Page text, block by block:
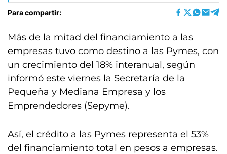
Para compartir:
Más de la mitad del financiamiento a las
empresas tuvo como destino a las Pymes, con
un crecimiento del 18% interanual, según
informó este viernes la Secretaría de la
Pequeña y Mediana Empresa y los
Emprendedores (Sepyme).
Así, el crédito a las Pymes representa el 53%
del financiamiento total en pesos a empresas.